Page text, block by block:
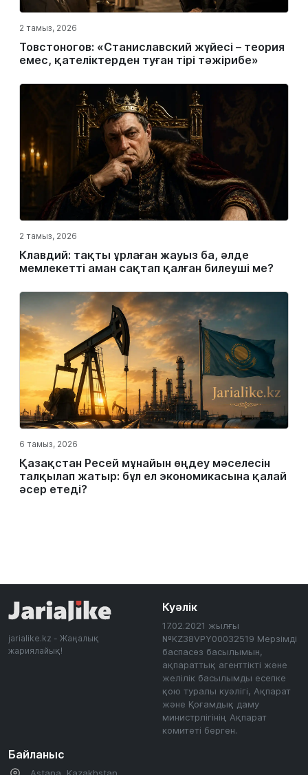
2 тамыз, 2026
Товстоногов: «Станиславский жүйесі – теория
емес, қателіктерден туған тірі тәжірибе»
2 тамыз, 2026
Клавдий: тақты ұрлаған жауыз ба, әлде
мемлекетті аман сақтап қалған билеуші ме?
6 тамыз, 2026
Қазақстан Ресей мұнайын өңдеу мәселесін
талқылап жатыр: бұл ел экономикасына қалай
әсер етеді?
jarialike.kz - Жаңалық
жариялайық!
Куәлік
17.02.2021 жылғы
№KZ38VPY00032519 Мерзімді
баспасөз басылымын,
ақпараттық агенттікті және
желілік басылымды есепке
қою туралы куәлігі, Ақпарат
және Қоғамдық даму
министрлігінің Ақпарат
комитеті берген.
Байланыс